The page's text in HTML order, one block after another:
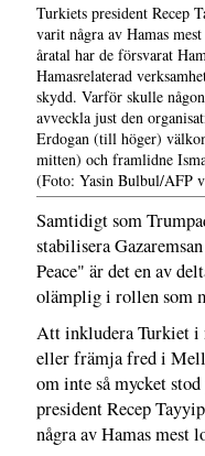
Turkiets president Recep
varit några av Hamas
åratal har de försvarat
Hamasrelaterad
skydd. Varför skulle
avveckla just den
Erdogan (till höger)
mitten) och framlidne
(Foto: Yasin Bulbul/AFP
Samtidigt som
stabilisera
Peace" är det en av
olämplig i rollen som
Att inkludera Turkiet i
eller främja fred i
om inte så mycket
president Recep
några av Hamas mest